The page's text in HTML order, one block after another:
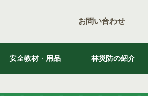
お問い合わせ
安全教材・用品 林災防の紹介